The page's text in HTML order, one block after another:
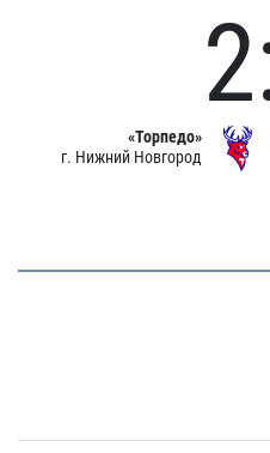
«Торпедо»
г. Нижний Новгород